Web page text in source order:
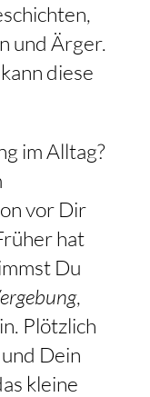
und Ärger.
diese
im Alltag?
vor Dir
hat
Du
,
Plötzlich
kleine